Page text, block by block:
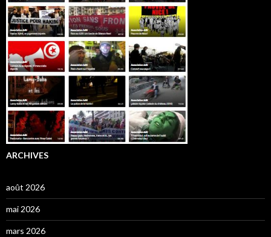
ARCHIVES
août 2026
mai 2026
mars 2026